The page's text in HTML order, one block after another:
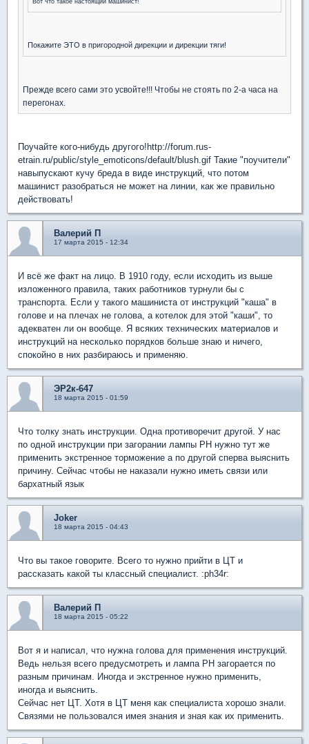
Покажите ЭТО в пригородной дирекции и дирекции тяги!
Прежде всего сами это усвойте!!! Чтобы не стоять по 2-а часа на
перегонах.
Поучайте кого-нибудь другого!http://forum.rus-
etrain.ru/public/style_emoticons/default/blush.gif Такие "поучители"
навыпускают кучу бреда в виде инструкций, что потом
машинист разобраться не может на линии, как же правильно
действовать!
Валерий П
17 марта 2015 - 12:34
И всё же факт на лицо. В 1910 году, если исходить из выше
изложенного правила, таких работников турнули бы с
транспорта. Если у такого машиниста от инструкций "каша" в
голове и на плечах не голова, а котелок для этой "каши", то
адекватен ли он вообще. Я всяких технических материалов и
инструкций на несколько порядков больше знаю и ничего,
спокойно в них разбираюсь и применяю.
ЭР2к-647
18 марта 2015 - 01:59
Что толку знать инструкции. Одна противоречит другой. У нас
по одной инструкции при загорании лампы РН нужно тут же
применить экстренное торможение а по другой сперва выяснить
причину. Сейчас чтобы не наказали нужно иметь связи или
бархатный язык
Joker
18 марта 2015 - 04:43
Что вы такое говорите. Всего то нужно прийти в ЦТ и
рассказать какой ты классный специалист. :ph34r:
Валерий П
18 марта 2015 - 05:22
Вот я и написал, что нужна голова для применения инструкций.
Ведь нельзя всего предусмотреть и лампа РН загорается по
разным причинам. Иногда и экстренное нужно применить,
иногда и выяснить.
Сейчас нет ЦТ. Хотя в ЦТ меня как специалиста хорошо знали.
Связями не пользовался имея знания и зная как их применить.